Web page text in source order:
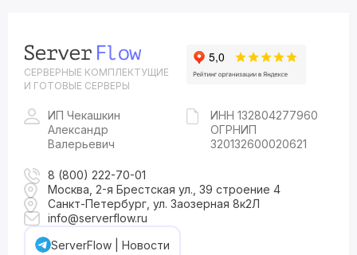
СЕРВЕРНЫЕ КОМПЛЕКТУЩИЕ
И ГОТОВЫЕ СЕРВЕРЫ
ИП Чекашкин
Александр
Валерьевич
ИНН 132804277960
ОГРНИП
320132600020621
8 (800) 222-70-01
Москва, 2-я Брестская ул., 39 строение 4
Санкт-Петербург, ул. Заозерная 8к2Л
info@serverflow.ru
ServerFlow | Новости